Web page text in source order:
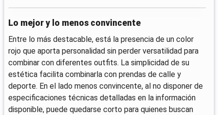
Lo mejor y lo menos convincente
Entre lo más destacable, está la presencia de un color
rojo que aporta personalidad sin perder versatilidad para
combinar con diferentes outfits. La simplicidad de su
estética facilita combinarla con prendas de calle y
deporte. En el lado menos convincente, al no disponer de
especificaciones técnicas detalladas en la información
disponible, puede quedarse corto para quienes buscan